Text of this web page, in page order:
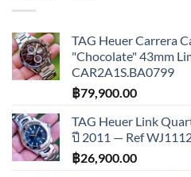
TAG Heuer Carrera
"Chocolate" 43mm
CAR2A1S.BA0799
฿79,900.00
TAG Heuer Link
ปี 2011 — Ref
฿26,900.00